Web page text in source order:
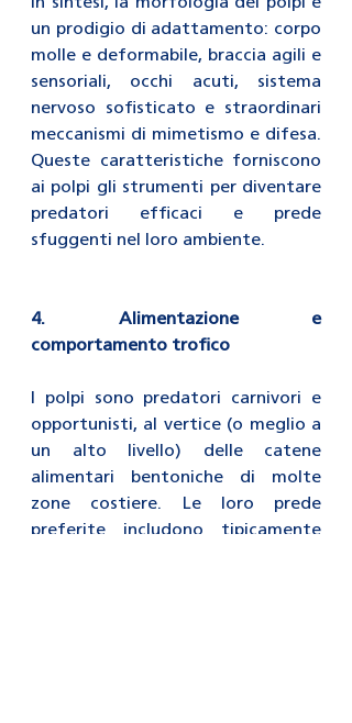
un prodigio di adattamento: corpo
molle e deformabile, braccia agili e
sensoriali, occhi acuti, sistema
nervoso sofisticato e straordinari
meccanismi di mimetismo e difesa.
Queste caratteristiche forniscono
ai polpi gli strumenti per diventare
predatori efficaci e prede
sfuggenti nel loro ambiente.
4. Alimentazione e
comportamento trofico
I polpi sono predatori carnivori e
opportunisti, al vertice (o meglio a
un alto livello) delle catene
alimentari bentoniche di molte
zone costiere. Le loro prede
preferite includono tipicamente